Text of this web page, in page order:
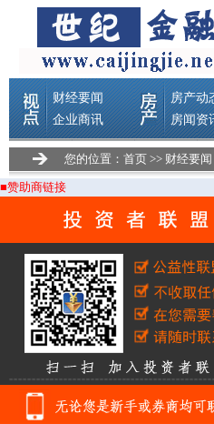
您的位置： 首页 >> 财经要闻
■赞助商链接